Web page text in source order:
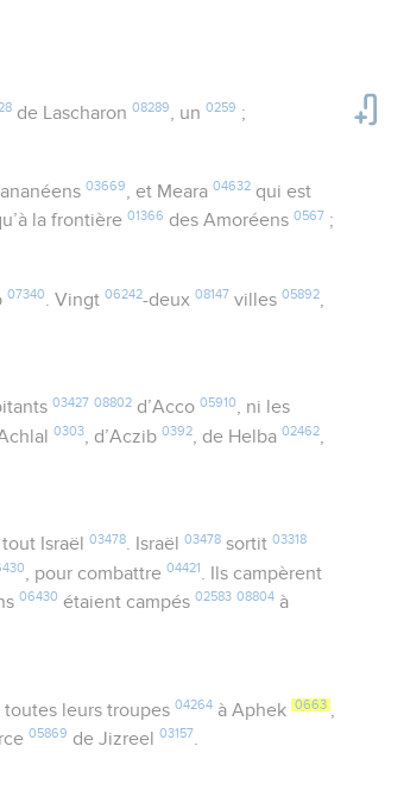
de Lascharon 08289 , un 0259 ;
03669, et Meara 04632qui est
la frontière01366 des Amoréens0567 ;
07340 . Vingt 06242-deux 08147 villes 05892,
03427 08802d’Acco 05910, ni les
0303 , d’Aczib0392 , de Helba02462
Israël 03478. Israël 03478sortit 03318
, pour combattre04421 . Ils campèrent
06430 étaient campés02583 08804 à
toutes leurs troupes 04264à Aphek 0663 ,
05869 de Jizreel03157.